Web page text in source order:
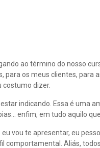
ao término do nosso
para os meus clientes,
costumo dizer.
indicando. Essa é uma
enfim, em tudo aquilo
vou te apresentar, eu
comportamental. Aliás,